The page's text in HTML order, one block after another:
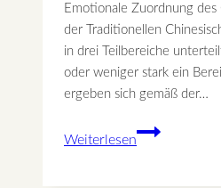
Emotionale Zuordnung
der Traditionellen
in drei Teilbereiche
oder weniger stark ein
ergeben sich gemäß der…
Weiterlesen
Emotionale